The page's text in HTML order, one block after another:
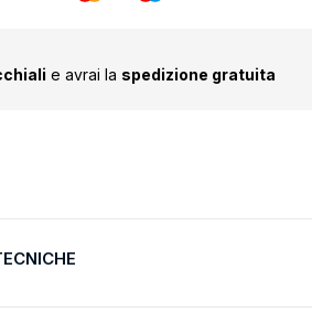
e avrai la spedizione gratuita